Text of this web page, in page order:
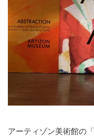
アーティゾン美術館の「